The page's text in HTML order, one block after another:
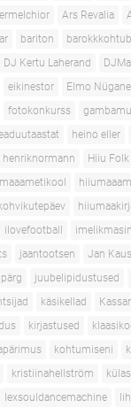
Ars Revalia
bariton
DJ Kertu Laherand
eikinestor
Elmo
fotokonkurss
heino eller
henriknormann
Hiiu Folk
ilovefootball
jaantootsen
Jan Kaus
juubelipidustused
käsikellad
kirjastused
kohtumiseni
kristiinahellström
lexsouldancemachine